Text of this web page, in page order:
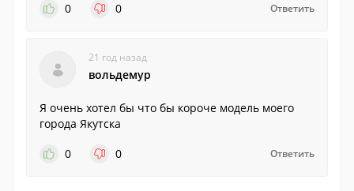
0
0 Ответить
21 год назад
вольдемур
Я очень хотел бы что бы короче модель моего
города Якутска
0
0 Ответить